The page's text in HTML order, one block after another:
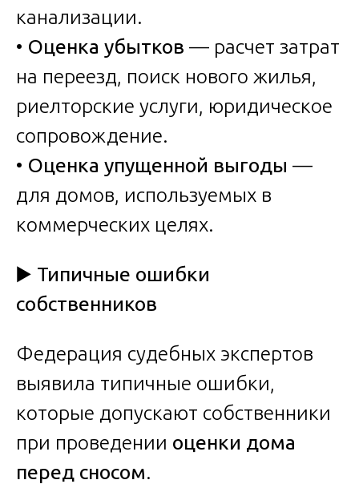
канализации.
• Оценка убытков — расчет затрат
на переезд, поиск нового жилья,
риелторские услуги, юридическое
сопровождение.
• Оценка упущенной выгоды —
для домов, используемых в
коммерческих целях.
▶️ Типичные ошибки
собственников
Федерация судебных экспертов
выявила типичные ошибки,
которые допускают собственники
при проведении оценки дома
перед сносом.